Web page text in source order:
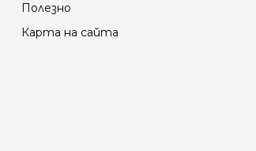
Полезно
Карта на сайта